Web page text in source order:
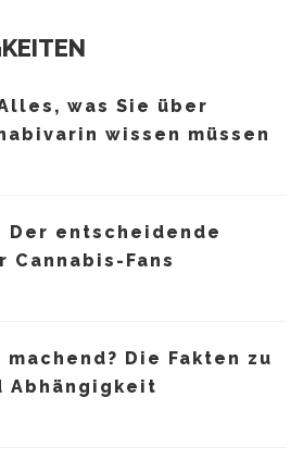
was Sie über
wissen müssen
Der entscheidende
Fans
Die Fakten zu
Abhängigkeit